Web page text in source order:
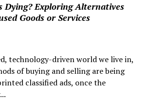
Dying? Exploring Alternatives
Goods or Services
technology-driven world we live in,
of buying and selling are being
classified ads, once the